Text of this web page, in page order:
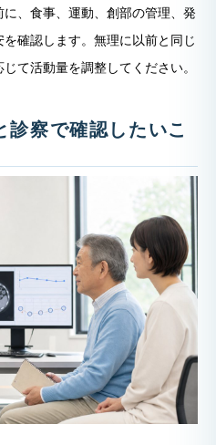
、食事、運動、創部の管理、発
確認します。無理に以前と同じ
て活動量を調整してください。
察で確認したいこ